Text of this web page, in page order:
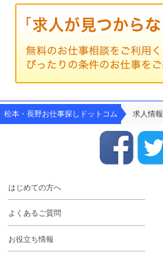
松本・長野お仕事探しドットコム 求人情報
はじめての方へ
よくあるご質問
お役立ち情報